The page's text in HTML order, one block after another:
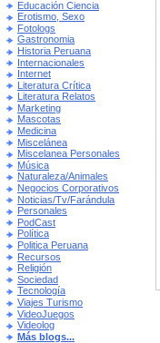
Educación Ciencia
Erotismo, Sexo
Fotologs
Gastronomia
Historia Peruana
Internacionales
Internet
Literatura Crítica
Literatura Relatos
Marketing
Mascotas
Medicina
Miscelánea
Miscelanea Personales
Música
Naturaleza/Animales
Negocios Corporativos
Noticias/Tv/Farándula
Personales
PodCast
Política
Politica Peruana
Recursos
Religión
Sociedad
Tecnología
Viajes Turismo
VideoJuegos
Videolog
Más blogs...